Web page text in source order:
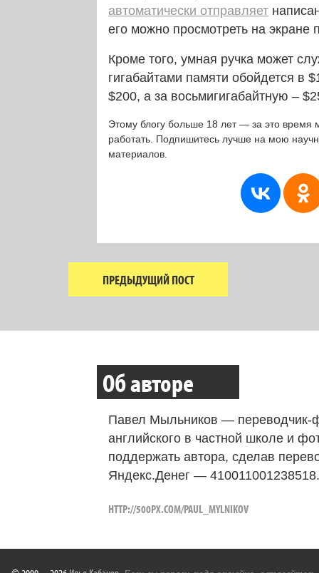
автоматически отправляет
его можно просмотреть на
Кроме того, умная ручка может
гигабайтами памяти обойдется в
$200, а за восьмигигабайтную –
Этому блогу больше 18 лет — за это время
работать. Подпишитесь лучше на мою
материалов.
ПРЕДЫДУЩИЙ ПОСТ
Об авторе
Павел Мыльников — переводчик-
английского в частной школе и
поддержать автора, сделав
Яндекс.Денег — 410011001238518.
HTTP://500PX.COM/PAUL_MYLNIKOV